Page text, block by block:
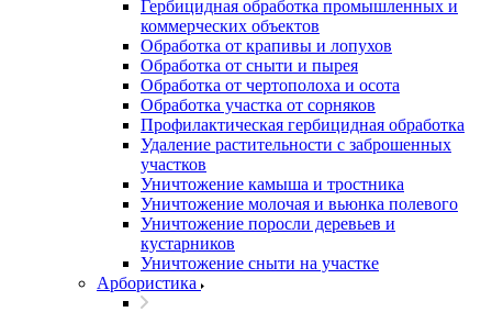
Гербицидная обработка промышленных и
коммерческих объектов
Обработка от крапивы и лопухов
Обработка от сныти и пырея
Обработка от чертополоха и осота
Обработка участка от сорняков
Профилактическая гербицидная обработка
Удаление растительности с заброшенных
участков
Уничтожение камыша и тростника
Уничтожение молочая и вьюнка полевого
Уничтожение поросли деревьев и
кустарников
Уничтожение сныти на участке
Арбористика